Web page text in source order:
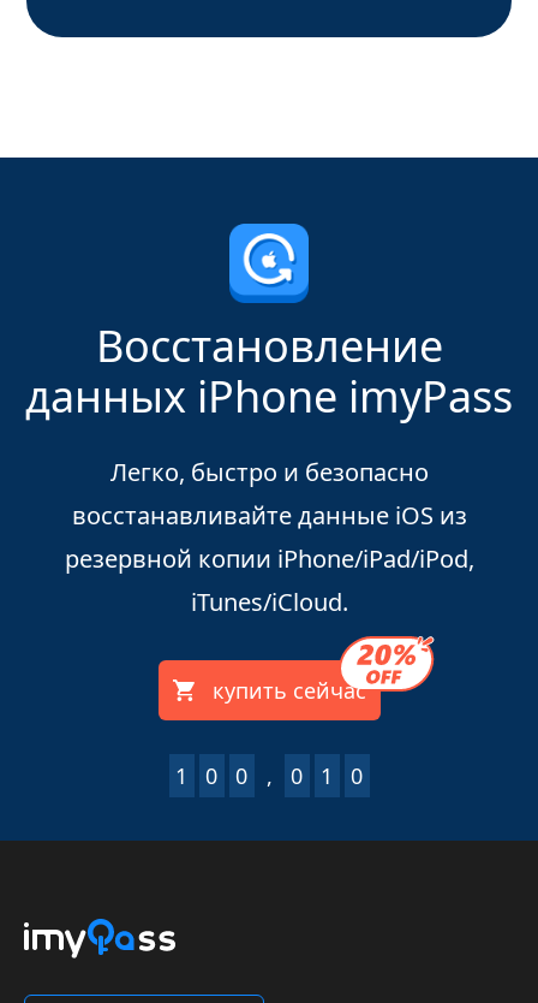
Восстановление
данных iPhone imyPass
Легко, быстро и безопасно
восстанавливайте данные iOS из
резервной копии iPhone/iPad/iPod,
iTunes/iCloud.
купить сейчас
1 0 0 , 0 1 0